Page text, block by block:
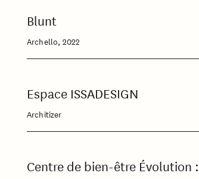
Blunt
Archello, 2022
Espace ISSADESIGN
Architizer
Centre de bien-être Évolution